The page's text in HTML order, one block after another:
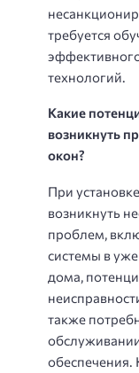
требуется
технологий.
Какие
возникнуть
окон?
При
возникнуть
проблем,
системы в
дома,
также
обеспечения.